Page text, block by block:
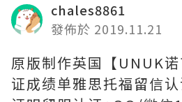
chales8861
發佈於 2019.11.21
原版制作英国【UNUK
证成绩单雅思托福留信